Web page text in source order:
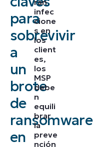
para
sobrevivir
a
un
brote
de
ransomware
en
no estés
preparado
herramientas
infec
cione
s en
los
client
es,
los
MSP
debe
n
equili
brar
la
preve
nción